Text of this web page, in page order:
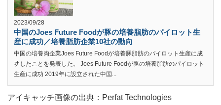
2023/09/28
中国のJoes Future Foodが豚の培養脂肪のパイロット生
産に成功／培養脂肪企業10社の動向
中国の培養肉企業Joes Future Foodが培養豚脂肪のパイロット生産に成
功したことを発表した。 Joes Future Foodが豚の培養脂肪のパイロット
生産に成功 2019年に設立された中国...
アイキャッチ画像の出典：Perfat Technologies